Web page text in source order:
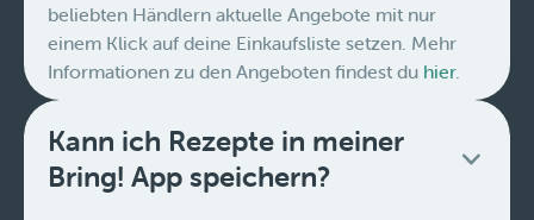
beliebten Händlern aktuelle Angebote mit nur
einem Klick auf deine Einkaufsliste setzen. Mehr
Informationen zu den Angeboten findest du hier.
Kann ich Rezepte in meiner
Bring! App speichern?